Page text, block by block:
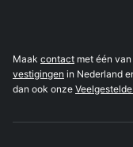
Maak contact met één
vestigingen in Nederland
dan ook onze